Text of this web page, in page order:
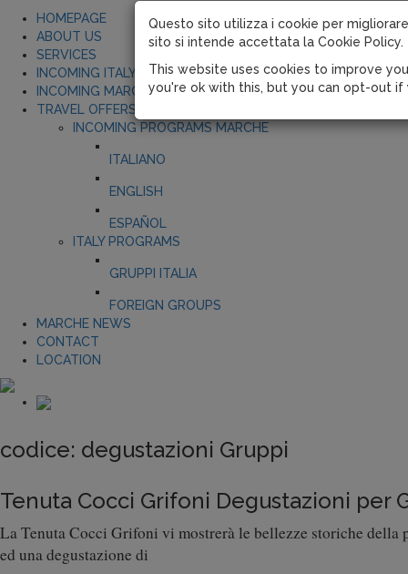
HOMEPAGE
ABOUT US
SERVICES
INCOMING ITALY
INCOMING MARCHE
TRAVEL OFFERS
INCOMING PROGRAMS MARCHE
ITALIANO
ENGLISH
ESPAÑOL
ITALY PROGRAMS
GRUPPI ITALIA
FOREIGN GROUPS
MARCHE NEWS
CONTACT
LOCATION
codice: degustazioni Gruppi
Tenuta Cocci Grifoni Degustazioni per
La Tenuta Cocci Grifoni vi mostrerà le bellezze storiche
ed una degustazione di
Questo sito utilizza i cookie per
sito si intende accettata la Cookie Policy.
This website uses cookies to improve
you're ok with this, but you can opt-out if